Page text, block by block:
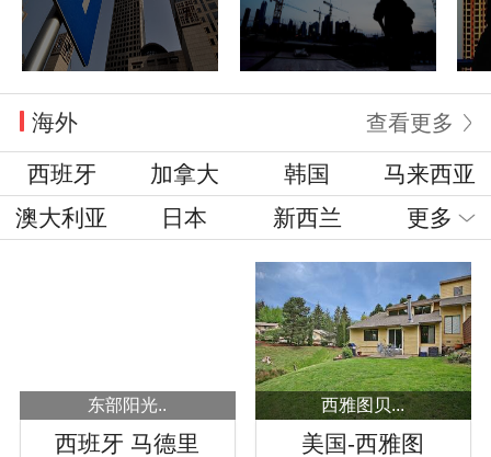
海外 查看更多
西班牙 加拿大 韩国
马来西亚
澳大利亚
日本 新西兰 更多
东部阳光..
西班牙 马德里
西雅图贝...
美国-西雅图